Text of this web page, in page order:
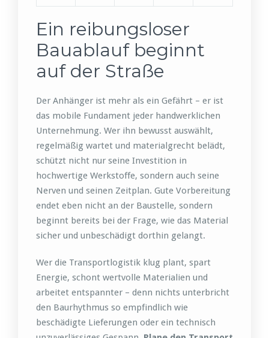
Ein reibungsloser
Bauablauf beginnt
auf der Straße
Der Anhänger ist mehr als ein Gefährt – er ist
das mobile Fundament jeder handwerklichen
Unternehmung. Wer ihn bewusst auswählt,
regelmäßig wartet und materialgrecht belädt,
schützt nicht nur seine Investition in
hochwertige Werkstoffe, sondern auch seine
Nerven und seinen Zeitplan. Gute Vorbereitung
endet eben nicht an der Baustelle, sondern
beginnt bereits bei der Frage, wie das Material
sicher und unbeschädigt dorthin gelangt.
Wer die Transportlogistik klug plant, spart
Energie, schont wertvolle Materialien und
arbeitet entspannter – denn nichts unterbricht
den Baurhythmus so empfindlich wie
beschädigte Lieferungen oder ein technisch